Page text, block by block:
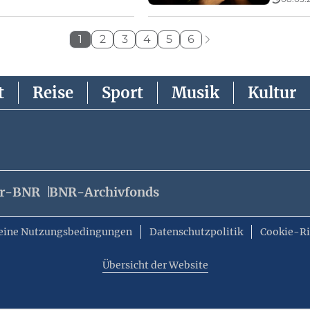
1 2 3 4 5 6
Reise Sport Musik Kultur
BNR BNR-Archivfonds
Nutzungsbedingungen Datenschutzpolitik Cookie-
Übersicht der Website